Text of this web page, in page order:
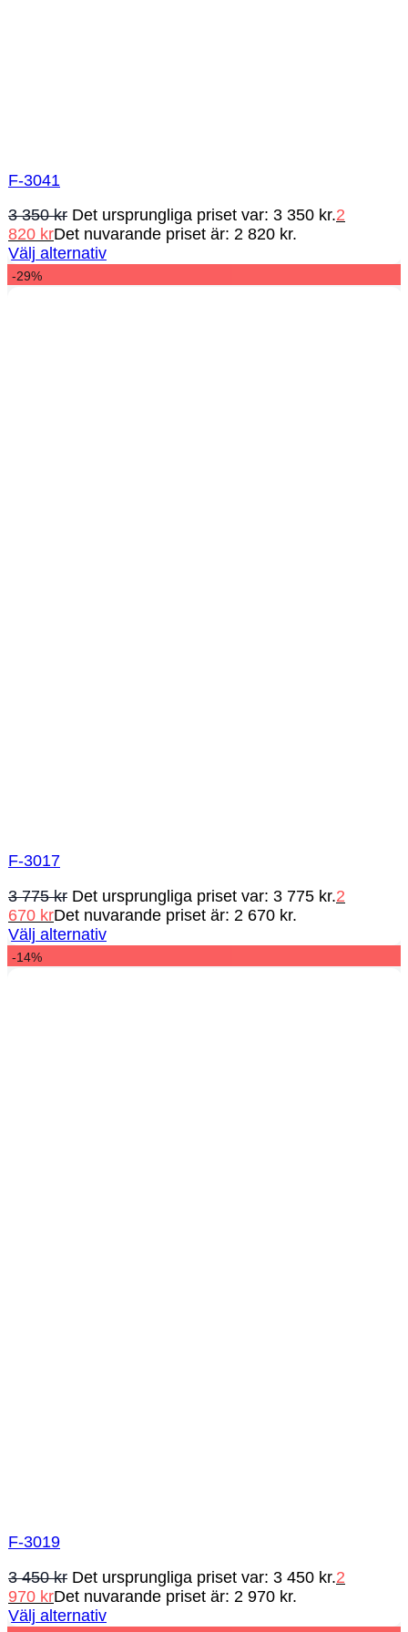
F-3041
3 350kr Det ursprungliga priset var: 3 350 kr.2
820 krDet nuvarande priset är: 2 820 kr.
Välj alternativ
-29%
F-3017
3 775kr Det ursprungliga priset var: 3 775 kr.2
670 krDet nuvarande priset är: 2 670 kr.
Välj alternativ
-14%
F-3019
3 450kr Det ursprungliga priset var: 3 450 kr.2
970 krDet nuvarande priset är: 2 970 kr.
Välj alternativ